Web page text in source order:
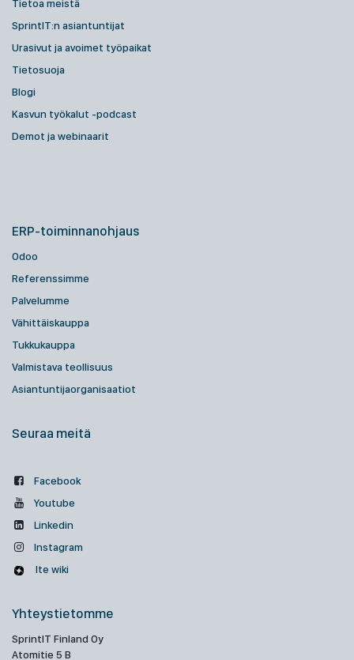
Tietoa meistä
SprintIT:n asiantuntijat
Urasivut ja avoimet työpaikat
Tietosuoja
Blogi
Kasvun työkalut -podcast
Demot ja webinaarit
ERP-toiminnanohjaus
Odoo
Referenssimme
Palvelumme
Vähittäiskauppa
Tukkukauppa
Valmistava teollisuus
Asiantuntijaorganisaatiot
Seuraa meitä
Facebook
Youtube
Linkedin
Instagram
Ite wiki
Yhteystietomme
SprintIT Finland Oy
Atomitie 5 B